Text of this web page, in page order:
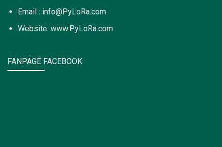
Email : info@PyLoRa.com
Website: www.PyLoRa.com
FANPAGE FACEBOOK